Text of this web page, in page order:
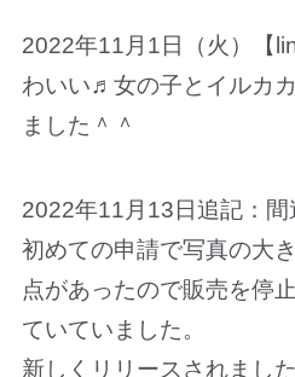
2022年11月1日（火）【
わいい♬女の子とイルカ
ました＾＾
2022年11月13日追記：間
初めての申請で写真の大
点があったので販売を停
ていていました。
新しくリリースされまし